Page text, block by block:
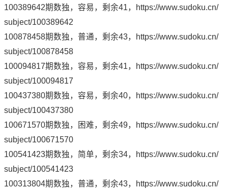
100389642期数独，容易，剩余41，
https://www.sudoku.cn/
subject/100389642
100878458期数独，普通，剩余43，
https://www.sudoku.cn/
subject/100878458
100094817期数独，容易，剩余41，
https://www.sudoku.cn/
subject/100094817
100437380期数独，容易，剩余40，
https://www.sudoku.cn/
subject/100437380
100671570期数独，困难，剩余49，
https://www.sudoku.cn/
subject/100671570
100541423期数独，简单，剩余34，
https://www.sudoku.cn/
subject/100541423
100313804期数独，普通，剩余43，
https://www.sudoku.cn/